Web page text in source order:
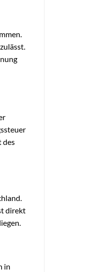
des
direkt
in